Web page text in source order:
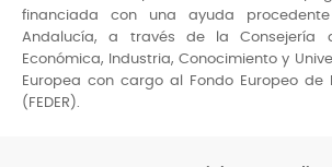
financiada con una ayuda
Andalucía, a través de la Consejería
Económica, Industria, Conocimiento y
Europea con cargo al Fondo Europeo de
(FEDER).